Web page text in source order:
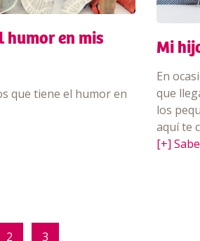
en mis
que tiene el humor en
Mi
En
que
los
aquí te
[+]
2 3